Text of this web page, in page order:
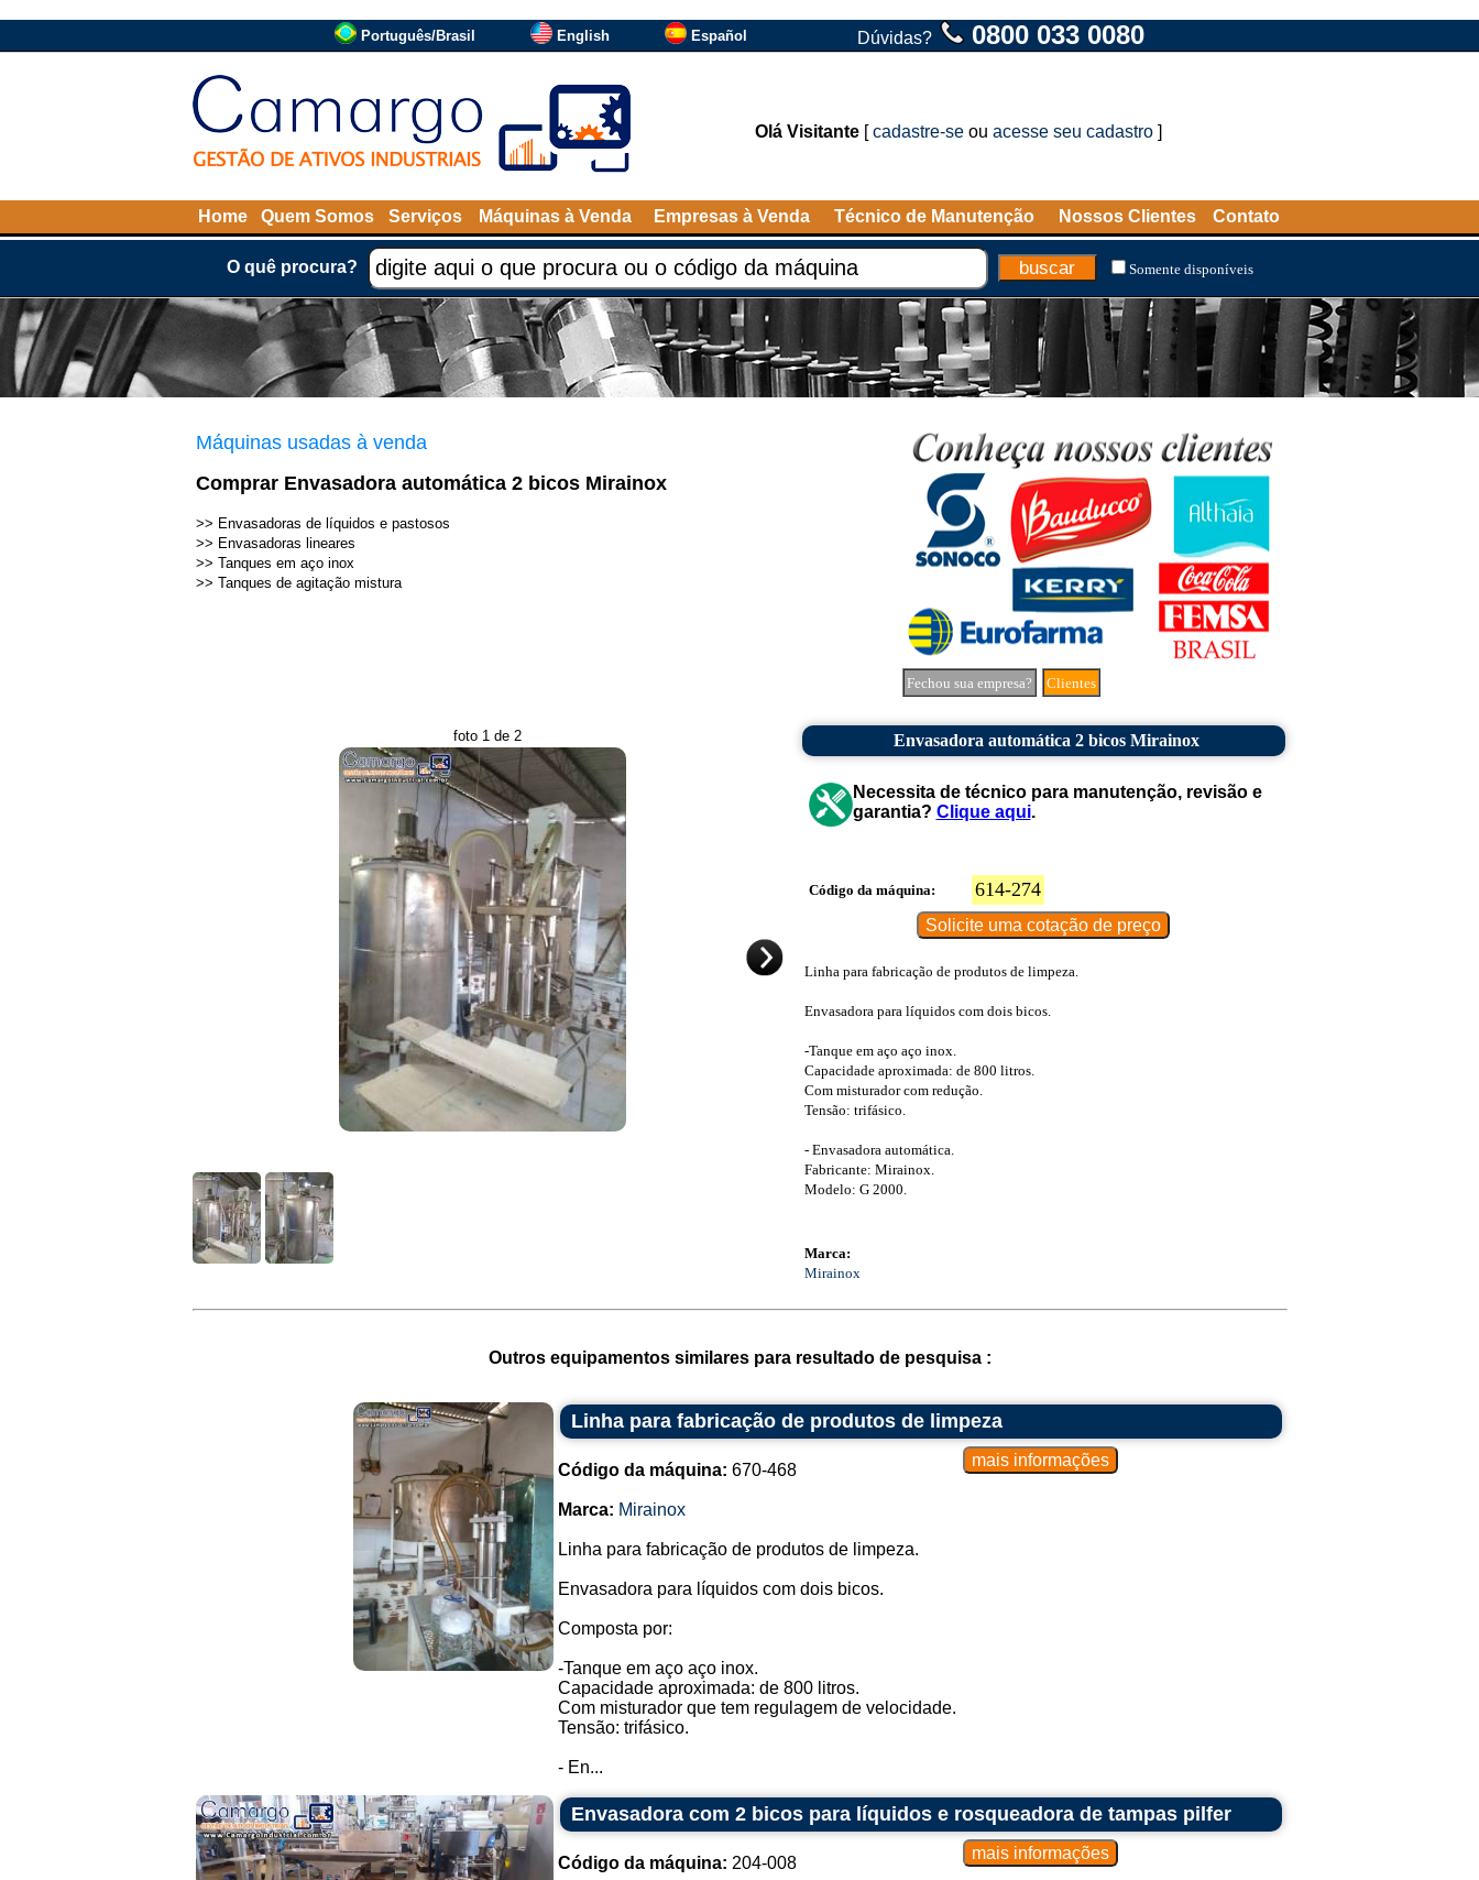
Português/Brasil English Español Dúvidas? 0800 033 0080
Olá Visitante [cadastre-se ou acesse seu cadastro ]
Home Quem Somos Serviços Máquinas à Venda Empresas à Venda Técnico de Manutenção Nossos Clientes Contato
O quê procura? Somente disponíveis
Máquinas usadas à venda
Comprar Envasadora automática 2 bicos Mirainox
>> Envasadoras de líquidos e pastosos
>> Envasadoras lineares
>> Tanques em aço inox
>> Tanques de agitação mistura
Fechou sua empresa? Clientes
foto 1 de 2 Envasadora automática 2 bicos Mirainox
Necessita de técnico para manutenção, revisão e
garantia? Clique aqui.
Código da máquina: 614-274
Linha para fabricação de produtos de limpeza.
Envasadora para líquidos com dois bicos.
-Tanque em aço aço inox.
Capacidade aproximada: de 800 litros.
Com misturador com redução.
Tensão: trifásico.
- Envasadora automática.
Fabricante: Mirainox.
Modelo: G 2000.
Marca:
Mirainox
Outros equipamentos similares para resultado de pesquisa :
Linha para fabricação de produtos de limpeza
Código da máquina: 670-468
Marca: Mirainox
Linha para fabricação de produtos de limpeza.
Envasadora para líquidos com dois bicos.
Composta por:
-Tanque em aço aço inox.
Capacidade aproximada: de 800 litros.
Com misturador que tem regulagem de velocidade.
Tensão: trifásico.
- En...
Envasadora com 2 bicos para líquidos e rosqueadora de tampas pilfer
Código da máquina: 204-008